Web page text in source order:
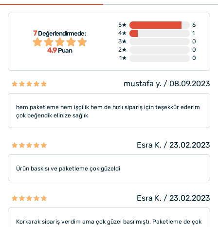
7Değerlendirmede:
4,9 Puan
5★
6
4★
1
3★
0
2★
0
1★
0
mustafa y. / 08.09.2023
hem paketleme hem işçilik hem de hızlı sipariş için teşekkür ederim
çok beğendik elinize sağlık
Esra K. / 23.02.2023
Ürün baskısı ve paketleme çok güzeldi
Esra K. / 23.02.2023
Korkarak sipariş verdim ama çok güzel basılmıştı. Paketleme de çok